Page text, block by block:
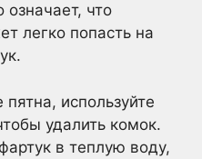
что
легко попасть на
используйте
удалить комок.
в теплую воду,